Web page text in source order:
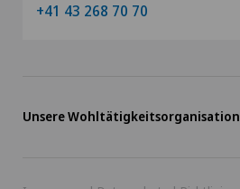
+41 43 268 70 70
Unsere Wohltätigkeitsorganisation